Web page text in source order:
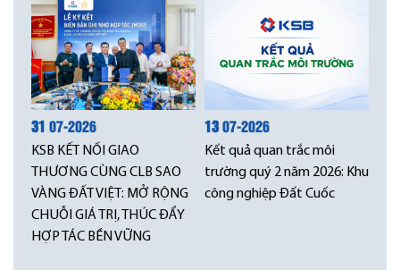
31 07-2026
KSB KẾT NỐI GIAO
THƯƠNG CÙNG CLB SAO
VÀNG ĐẤT VIỆT: MỞ RỘNG
CHUỖI GIÁ TRỊ, THÚC ĐẨY
HỢP TÁC BỀN VỮNG
1307-2026
Kết quả quan trắc môi
trường quý 2 năm 2026: Khu
công nghiệp Đất Cuốc